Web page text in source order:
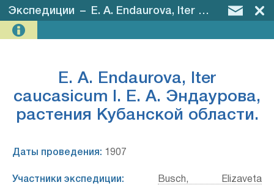
Экспедиции – E. A. Endaurova, Iter caucasicum I. Е. А. Эндаурова, растения Кубанской области.
E. A. Endaurova, Iter
caucasicum I. Е. А. Эндаурова,
растения Кубанской области.
Даты проведения: 1907
Участники экспедиции:
Busch, Elizaveta